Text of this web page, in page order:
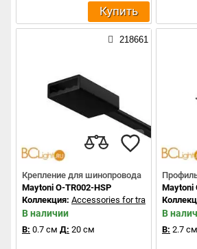
Купить
218661
Крепление для шинопровода
Maytoni O-TR002-HSP
Коллекция: Accessories for tracks Exility
В наличии
В: 0.7 см Д: 20 см
Maytoni
В
В: 2.7 см